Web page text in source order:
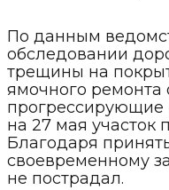
По данным
обследовании
трещины на
ямочного ремонта
прогрессирующие
на 27 мая участок
Благодаря
своевременному
не пострадал.